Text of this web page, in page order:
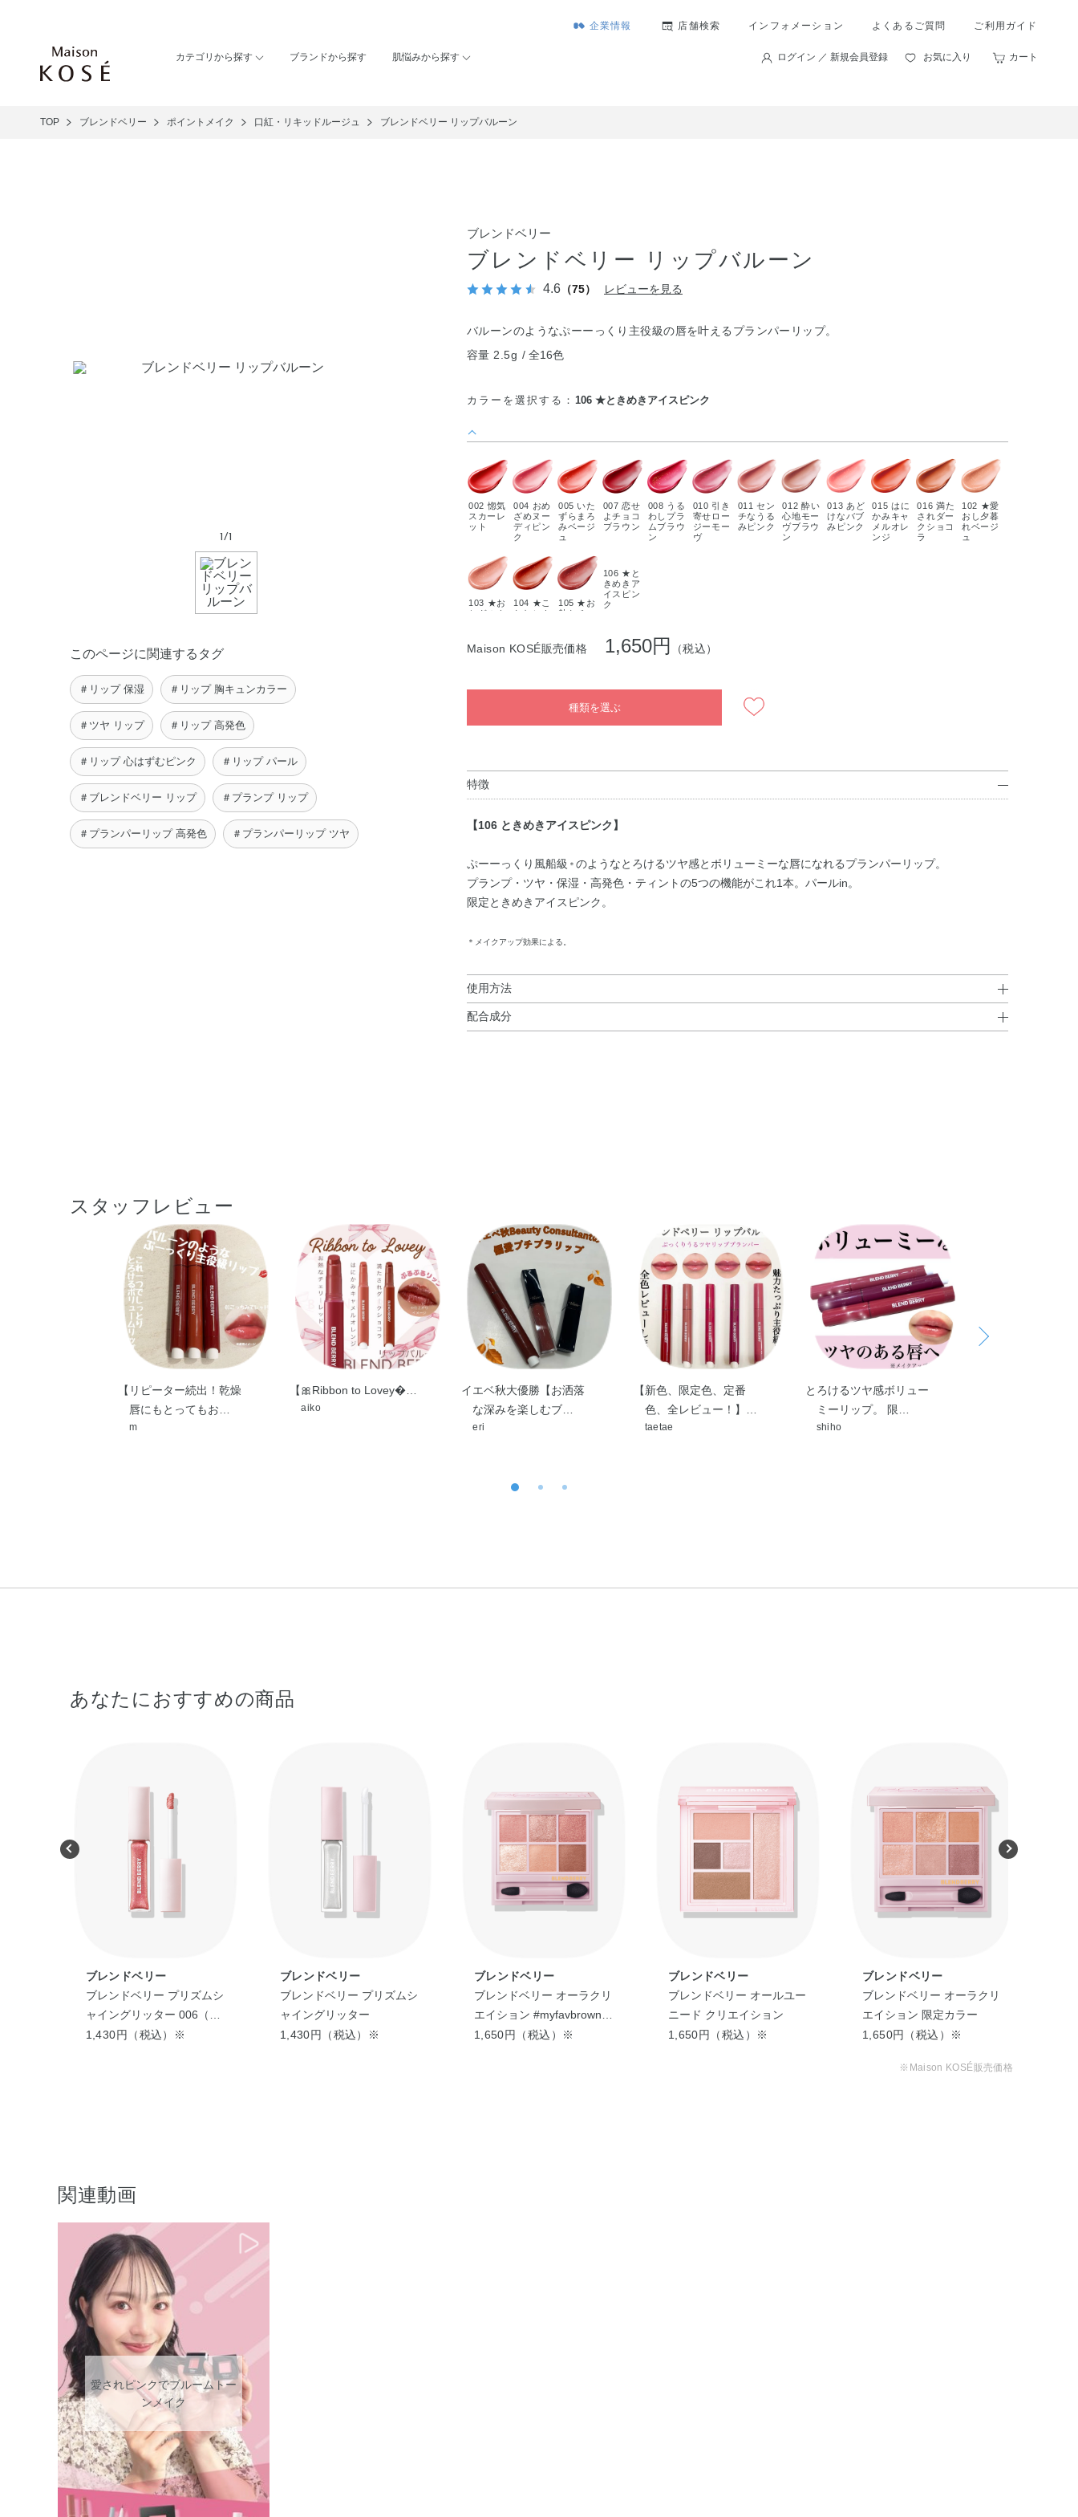
企業情報 店舗検索 インフォメーション よくあるご質問 ご利用ガイド
カテゴリから探す ブランドから探す 肌悩みから探す ログイン ／ 新規会員登録 お気に入り カート
TOP ブレンドベリー ポイントメイク 口紅・リキッドルージュ ブレンドベリー リップバルーン
1/1
このページに関連するタグ
＃リップ 保湿 ＃リップ 胸キュンカラー
＃ツヤ リップ ＃リップ 高発色
＃リップ 心はずむピンク ＃リップ パール
＃ブレンドベリー リップ ＃プランプ リップ
＃プランパーリップ 高発色 ＃プランパーリップ ツヤ
ブレンドベリー
ブレンドベリー リップバルーン
4.6 （75） レビューを見る
バルーンのようなぷーーっくり主役級の唇を叶えるプランパーリップ。
容量 2.5g
全16色
カラーを選択する： 106 ★ときめきアイスピンク
002 惚気
スカーレ
ット
004 おめ
ざめヌー
ディピン
ク
005 いた
ずらまろ
みベージ
ュ
007 恋せ
よチョコ
ブラウン
008 うる
わしプラ
ムブラウ
ン
010 引き
寄せロー
ジーモー
ヴ
011 セン
チなうる
みピンク
012 酔い
心地モー
ヴブラウ
ン
013 あど
けなバブ
みピンク
015 はに
かみキャ
メルオレ
ンジ
016 満た
されダー
クショコ
ラ
102 ★愛
おし夕暮
れベージ
ュ
103 ★お
とぎのウ
104 ★こ
なれシナ
105 ★お
熱なチェ
106 ★と
きめきア
イスピン
ク
Maison KOSÉ販売価格 1,650円 （税込）
種類を選ぶ
特徴
【106 ときめきアイスピンク】
ぷーーっくり風船級 ＊ のようなとろけるツヤ感とボリューミーな唇になれるプランパーリップ。
プランプ・ツヤ・保湿・高発色・ティントの5つの機能がこれ1本。パールin。
限定ときめきアイスピンク。
＊メイクアップ効果による。
使用方法
使用方法
配合成分
メチコン・ホウケイ酸（Ca／Al）・メチコン・メントール・酸化スズ・水酸化Al・フェノキシエタノール・
香料・マイカ・酸化チタン・酸化鉄・黄4・赤202・赤218・赤223
スタッフレビュー
【リピーター続出！乾燥
唇にもとってもお…
m
【🎀Ribbon to Lovey…
aiko
イエベ秋大優勝【お洒落
な深みを楽しむブ…
eri
【新色、限定色、定番
色、全レビュー！】…
taetae
とろけるツヤ感ボリュー
ミーリップ。 限…
shiho
あなたにおすすめの商品
ブレンドベリー
ブレンドベリー プリズムシ
ャイングリッター 006（シ
ャーベットストロベリー）
1,430円（税込）※
ブレンドベリー
ブレンドベリー プリズムシ
ャイングリッター
1,430円（税込）※
ブレンドベリー
ブレンドベリー オーラクリ
エイション #myfavbrown
007 （クランベリー＆モー
1,650円（税込）※
ブレンドベリー
ブレンドベリー オールユー
ニード クリエイション
1,650円（税込）※
ブレンドベリー
ブレンドベリー オーラクリ
エイション 限定カラー
1,650円（税込）※
※Maison KOSÉ販売価格
関連動画
愛されピンクでブルームトー
ンメイク